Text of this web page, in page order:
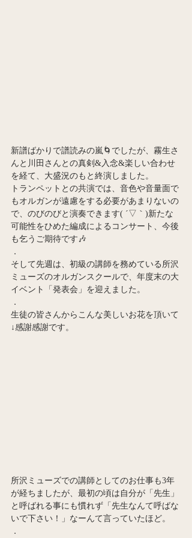
新譜ばかりで譜読みの嵐🌀でしたが、霧生さ
んと川田さんとの真剣&入念&楽しい合わせ
を経て、大盛況のもと終演しました。
トランペットとの共演では、音色や音量面で
もオルガンが遠慮をする必要があまりないの
で、のびのびと演奏できます( ´▽｀)新たな
可能性をひめた編成によるコンサート、今後
も乞うご期待です🎶
．
そして先週は、初級の講師を務めている所沢
ミューズのオルガンスクールで、年度末の大
イベント「発表会」を迎えました。
．
生徒の皆さんからこんな美しいお花を頂いて
↓感謝感謝です。
所沢ミューズでの講師としてのお仕事も3年
が経ちましたが、最初の頃は自分が「先生」
と呼ばれる事にも慣れず「先生なんて呼ばな
いで下さい！」なーんて言っていたほど。
．